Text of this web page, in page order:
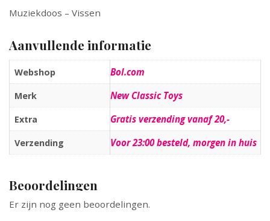
Muziekdoos – Vissen
Aanvullende informatie
Webshop Bol.com
Merk New Classic Toys
Extra Gratis verzending vanaf 20,-
Verzending Voor 23:00 besteld, morgen in huis
Beoordelingen
Er zijn nog geen beoordelingen.